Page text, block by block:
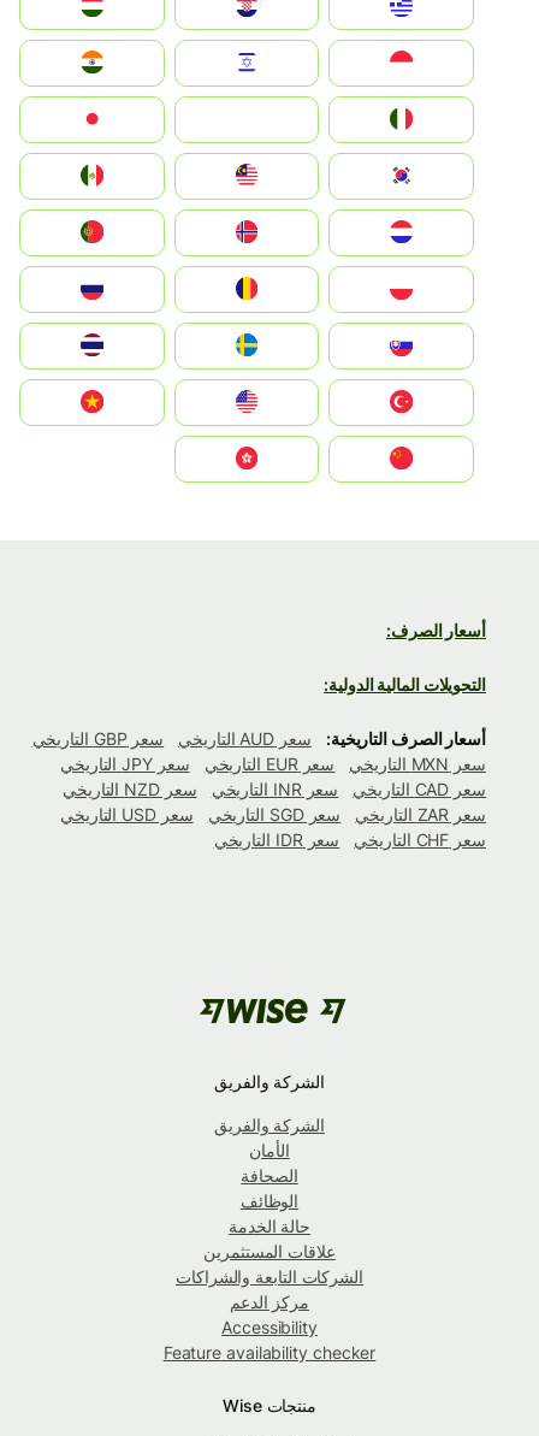
Hrvatska
Magyarország
Indonesia
South Korea
Nederland
Portugal
România
Slovensko
United States
Vietnam
أسعار الصرف:
التحويلات المالية الدولية:
أسعار الصرف التاريخية: سعر AUD التاريخي
سعر GBP التاريخي
سعر MXN التاريخي
سعر EUR التاريخي
سعر JPY التاريخي
سعر CAD التاريخي
سعر INR التاريخي
سعر NZD التاريخي
سعر ZAR التاريخي
سعر SGD التاريخي
سعر USD التاريخي
سعر CHF التاريخي
سعر IDR التاريخي
الشركة والفريق
الشركة والفريق
الأمان
الصحافة
الوظائف
حالة الخدمة
علاقات المستثمرين
الشركات التابعة والشراكات
مركز الدعم
Accessibility
Feature availability checker
منتجات Wise